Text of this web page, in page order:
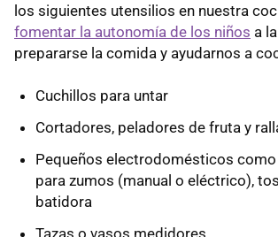
los siguientes utensilios en nuestra
fomentar la autonomía de los niños a
prepararse la comida y ayudarnos a
Cuchillos para untar
Cortadores, peladores de fruta y
Pequeños electrodomésticos
para zumos (manual o eléctrico),
batidora